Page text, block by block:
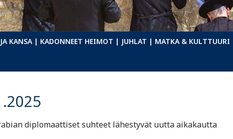
KANSA | KADONNEET HEIMOT | JUHLAT | MATKA & KULTTUURI
diplomaattiset suhteet lähestyvät uutta aikakautta